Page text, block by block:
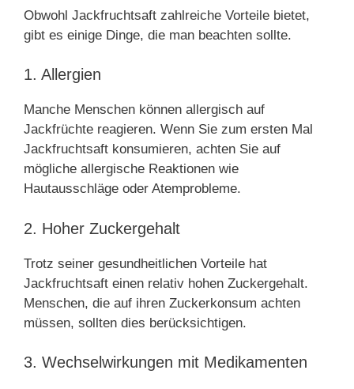
Obwohl Jackfruchtsaft zahlreiche Vorteile bietet,
gibt es einige Dinge, die man beachten sollte.
1. Allergien
Manche Menschen können allergisch auf
Jackfrüchte reagieren. Wenn Sie zum ersten Mal
Jackfruchtsaft konsumieren, achten Sie auf
mögliche allergische Reaktionen wie
Hautausschläge oder Atemprobleme.
2. Hoher Zuckergehalt
Trotz seiner gesundheitlichen Vorteile hat
Jackfruchtsaft einen relativ hohen Zuckergehalt.
Menschen, die auf ihren Zuckerkonsum achten
müssen, sollten dies berücksichtigen.
3. Wechselwirkungen mit Medikamenten